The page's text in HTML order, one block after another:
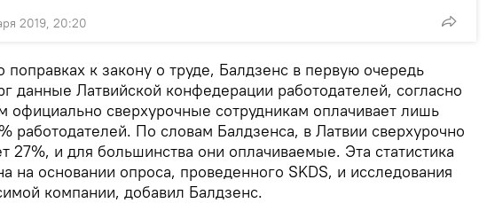
2019, 20:20
поправках к закону о труде, Балдзенс в первую очередь
данные Латвийской конфедерации работодателей, согласно
официально сверхурочные сотрудникам оплачивает лишь
работодателей. По словам Балдзенса, в Латвии сверхурочно
27%, и для большинства они оплачиваемые. Эта статистика
на основании опроса, проведенного SKDS, и исследования
компании, добавил Балдзенс.